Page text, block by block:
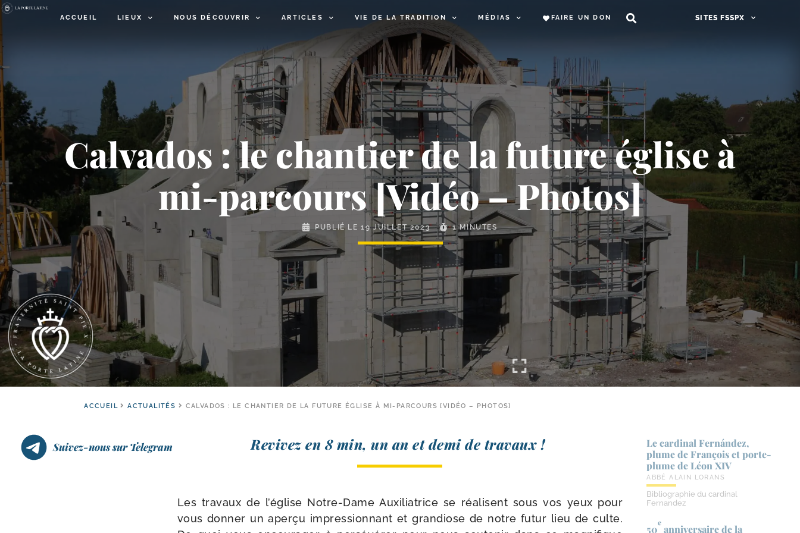
ACCUEIL LIEUX NOUS DÉCOUVRIR ARTICLES VIE DE LA TRADITION MÉDIAS FAIRE UN DON SITES FSSPX
Calvados : le chantier de la future église à
mi-​parcours [Vidéo – Photos]
PUBLIÉ LE19 JUILLET 2023 1 MINUTES
ACCUEIL ACTUALITÉS CALVADOS : LE CHANTIER DE LA FUTURE ÉGLISE À MI-PARCOURS [VIDÉO – PHOTOS]
Suivez-nous sur Telegram Revivez en 8 min, un an et demi de travaux !
Les tra­vaux de l’é­glise Notre-​Dame Auxiliatrice se réa­lisent sous vos yeux pour
vous don­ner un aper­çu impres­sion­nant et gran­diose de notre futur lieu de culte.
Le cardinal Fernández,
plume de François et porte-​
plume de Léon XIV
ABBÉ ALAIN LORANS
Bibliographie du cardinal
Fernandez
50
e
anniversaire de la